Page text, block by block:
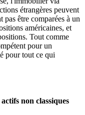
étrangères peuvent
pas être comparées à un
américaines, et
Tout comme
pour un
pour tout ce qui
non classiques